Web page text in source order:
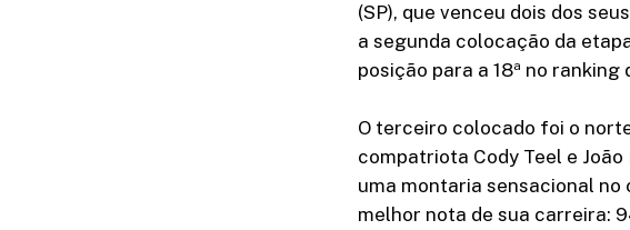
(SP), que venceu dois dos
a segunda colocação da
posição para a 18ª no ranking
O terceiro colocado foi o
compatriota Cody Teel e
uma montaria sensacional no
melhor nota de sua carreira: